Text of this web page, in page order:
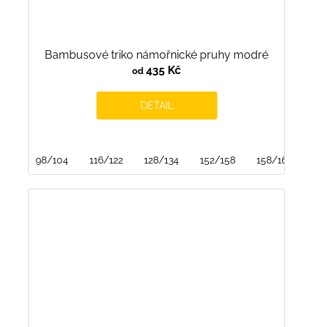
Bambusové triko námořnické pruhy modré
od 435 Kč
DETAIL
98/104 116/122 128/134 152/158 158/164